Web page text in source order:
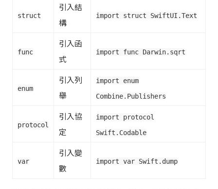
struct
引入結
構
import struct SwiftUI.Text
func
引入函
式
import func Darwin.sqrt
enum
引入列
舉
import enum
Combine.Publishers
protocol
引入協
定
import protocol
Swift.Codable
var
引入變
數
import var Swift.dump